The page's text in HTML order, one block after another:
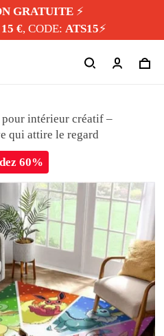
GRATUITE⚡️
15 €, CODE: ATS15⚡️
intérieur créatif –
qui attire le regard
60%